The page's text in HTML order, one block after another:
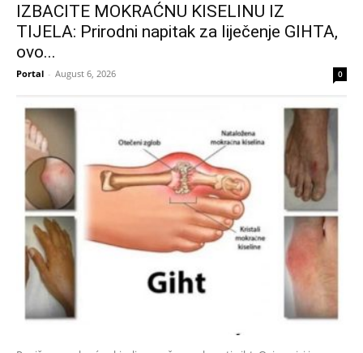
IZBACITE MOKRAĆNU KISELINU IZ
TIJELA: Prirodni napitak za liječenje GIHTA,
ovo...
Portal - August 6, 2026 0